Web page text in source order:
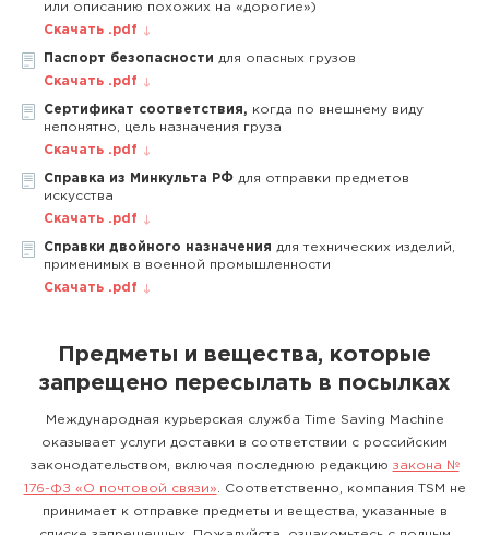
или описанию похожих на «дорогие»)
Скачать .pdf
Паспорт безопасности для опасных грузов
Скачать .pdf
Сертификат соответствия, когда по внешнему виду
непонятно, цель назначения груза
Скачать .pdf
Справка из Минкульта РФ для отправки предметов
искусства
Скачать .pdf
Справки двойного назначения для технических изделий,
применимых в военной промышленности
Скачать .pdf
Предметы и вещества, которые
запрещено пересылать в посылках
Международная курьерская служба Time Saving Machine
оказывает услуги доставки в соответствии с российским
законодательством, включая последнюю редакцию закона №
176-ФЗ «О почтовой связи» . Соответственно, компания TSM не
принимает к отправке предметы и вещества, указанные в